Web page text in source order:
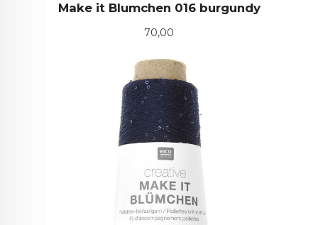
Make it Blumchen 016 burgundy
Pris
70,00